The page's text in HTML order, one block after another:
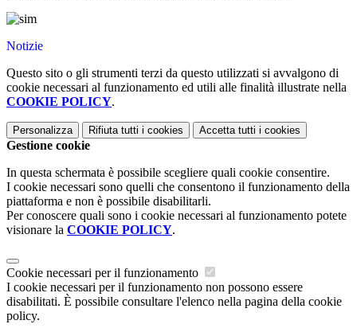
Notizie
Questo sito o gli strumenti terzi da questo utilizzati si avvalgono di
cookie necessari al funzionamento ed utili alle finalità illustrate nella
COOKIE POLICY.
Personalizza Rifiuta tutti i cookies Accetta tutti i cookies
Gestione cookie
In questa schermata è possibile scegliere quali cookie consentire.
I cookie necessari sono quelli che consentono il funzionamento della
piattaforma e non è possibile disabilitarli.
Per conoscere quali sono i cookie necessari al funzionamento potete
visionare la COOKIE POLICY.
Cookie necessari per il funzionamento
I cookie necessari per il funzionamento non possono essere
disabilitati. È possibile consultare l'elenco nella pagina della cookie
policy.